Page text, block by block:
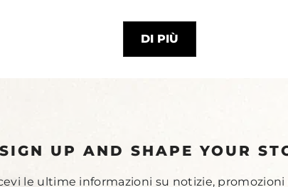
DI PIÙ
SIGN UP AND SHAPE YOUR
le ultime informazioni su notizie, promozioni